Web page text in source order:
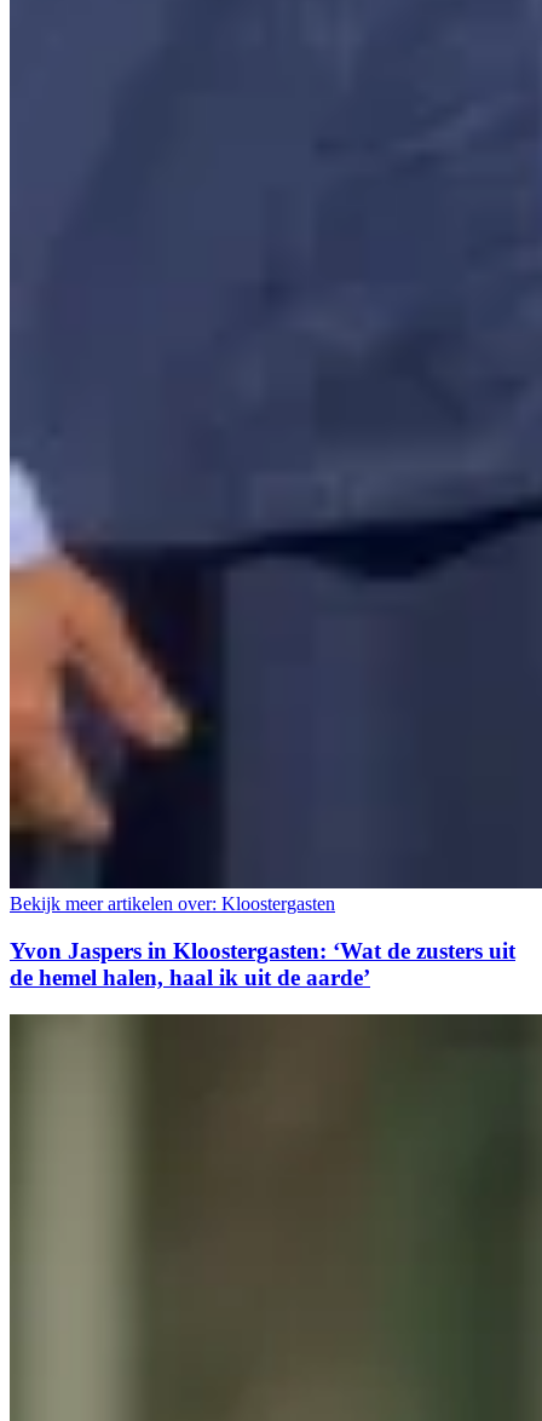
Bekijk meer artikelen over: Kloostergasten
Yvon Jaspers in Kloostergasten: ‘Wat de zusters uit
de hemel halen, haal ik uit de aarde’